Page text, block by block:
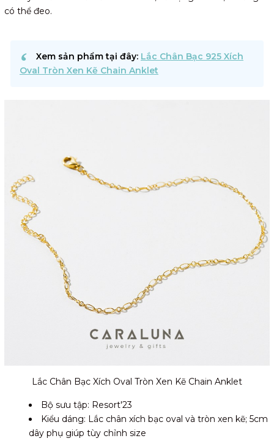
có thể đeo.
Xem sản phẩm tại đây: Lắc Chân Bạc 925 Xích
Oval Tròn Xen Kẽ Chain Anklet
Lắc Chân Bạc Xích Oval Tròn Xen Kẽ Chain Anklet
Bộ sưu tập: Resort'23
Kiểu dáng: Lắc chân xích bạc oval và tròn xen kẽ; 5cm
dây phụ giúp tùy chỉnh size